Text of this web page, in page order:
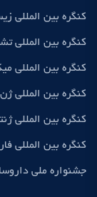
کنگره بین المللی
کنگره بین المللی
کنگره بین المللی
کنگره بین المللی
کنگره بین المللی
کنگره بین المللی
جشنواره ملی